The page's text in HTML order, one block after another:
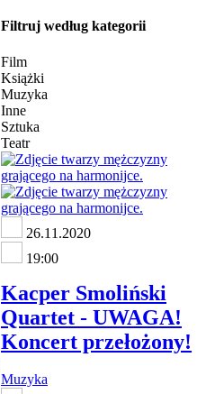
Filtruj według kategorii
Film
Książki
Muzyka
Inne
Sztuka
Teatr
26.11.2020
19:00
Kacper Smoliński
Quartet - UWAGA!
Koncert przełożony!
Muzyka